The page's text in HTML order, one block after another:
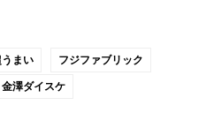
まい フジファブリック
金澤ダイスケ